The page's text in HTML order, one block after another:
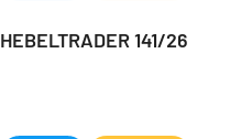
HEBELTRADER 141/26